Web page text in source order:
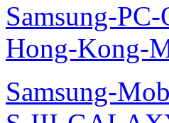
Samsung-
Hong-Kong-
Samsung-